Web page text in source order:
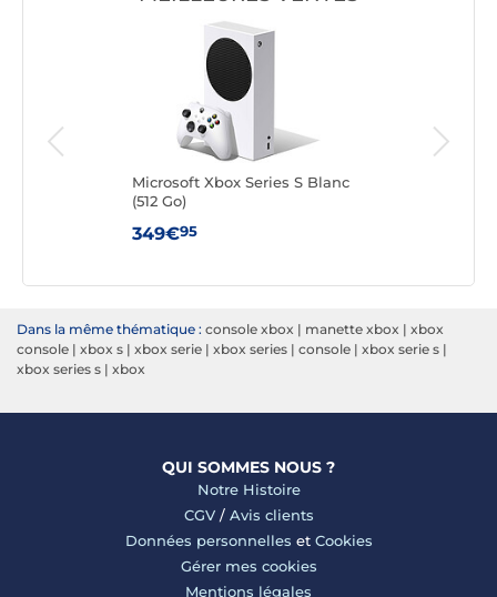
Microsoft Xbox Series S Blanc
(512 Go)
349€95
Dans la même thématique : console xbox | manette xbox | xbox
console | xbox s | xbox serie | xbox series | console | xbox serie s |
xbox series s | xbox
QUI SOMMES NOUS ?
Notre Histoire
CGV/ Avis clients
Données personnelles et Cookies
Gérer mes cookies
Mentions légales